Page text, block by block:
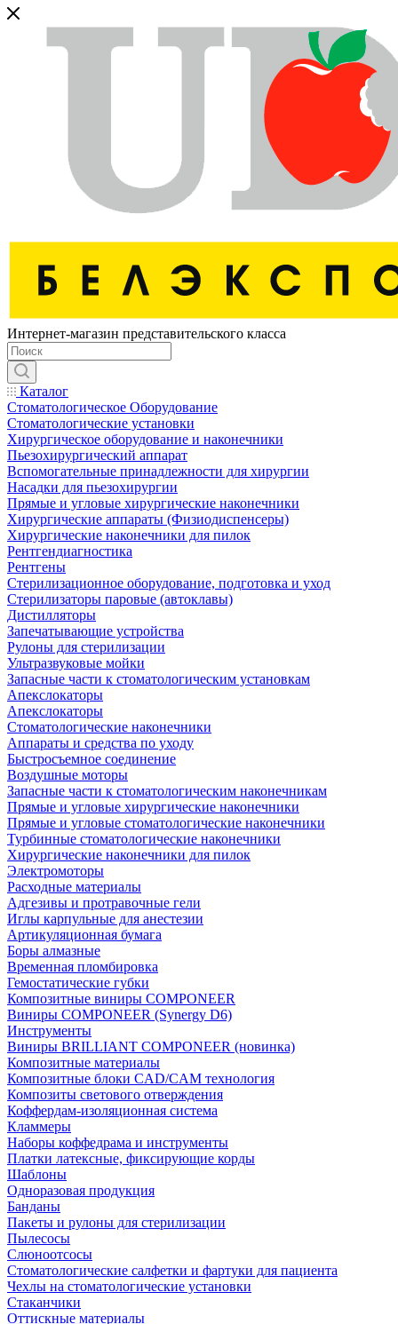
Интернет-магазин представительского класса
Каталог
Стоматологическое Оборудование
Стоматологические установки
Хирургическое оборудование и наконечники
Пьезохирургический аппарат
Вспомогательные принадлежности для хирургии
Насадки для пьезохирургии
Прямые и угловые хирургические наконечники
Хирургические аппараты (Физиодиспенсеры)
Хирургические наконечники для пилок
Рентгендиагностика
Рентгены
Стерилизационное оборудование, подготовка и уход
Стерилизаторы паровые (автоклавы)
Дистилляторы
Запечатывающие устройства
Рулоны для стерилизации
Ультразвуковые мойки
Запасные части к стоматологическим установкам
Апекслокаторы
Апекслокаторы
Стоматологические наконечники
Аппараты и средства по уходу
Быстросъемное соединение
Воздушные моторы
Запасные части к стоматологическим наконечникам
Прямые и угловые хирургические наконечники
Прямые и угловые стоматологические наконечники
Турбинные стоматологические наконечники
Хирургические наконечники для пилок
Электромоторы
Расходные материалы
Адгезивы и протравочные гели
Иглы карпульные для анестезии
Артикуляционная бумага
Боры алмазные
Временная пломбировка
Гемостатические губки
Композитные виниры COMPONEER
Виниры COMPONEER (Synergy D6)
Инструменты
Виниры BRILLIANT COMPONEER (новинка)
Композитные материалы
Композитные блоки CAD/СAM технология
Композиты светового отверждения
Коффердам-изоляционная система
Кламмеры
Наборы коффедрама и инструменты
Платки латексные, фиксирующие корды
Шаблоны
Одноразовая продукция
Банданы
Пакеты и рулоны для стерилизации
Пылесосы
Слюноотсосы
Стоматологические салфетки и фартуки для пациента
Чехлы на стоматологические установки
Стаканчики
Оттискные материалы